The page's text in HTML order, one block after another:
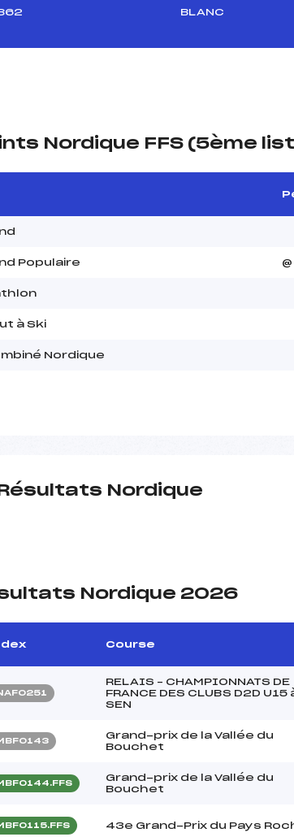
BLANC
Nordique FFS (5ème
Populaire @
à Ski
Nordique
Résultats Nordique
Nordique 2026
Course
RELAIS – CHAMPIONNATS DE
FRANCE DES CLUBS D2D U15
SEN
Grand-prix de la Vallée du
Bouchet
Grand-prix de la Vallée du
Bouchet
43e Grand-Prix du Pays